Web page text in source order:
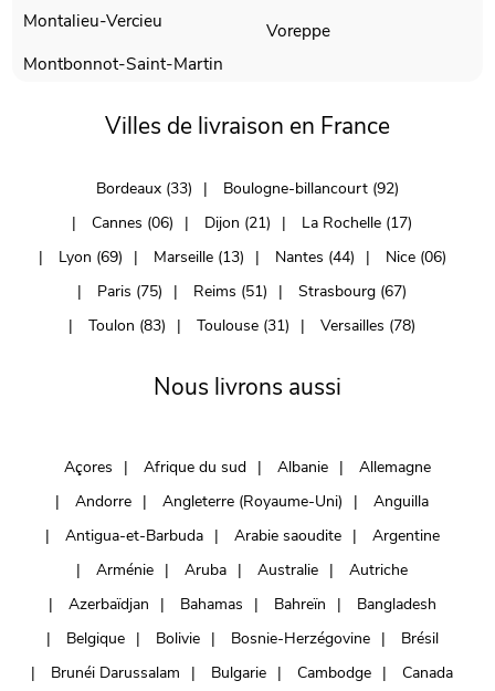
Montalieu-Vercieu
Montbonnot-Saint-Martin
Voreppe
Villes de livraison en France
Bordeaux (33)
Boulogne-billancourt (92)
Cannes (06)
Dijon (21)
La Rochelle (17)
Lyon (69)
Marseille (13) Nantes (44)
Nice (06)
Paris (75)
Reims (51)
Strasbourg (67)
Toulon (83)
Toulouse (31) Versailles (78)
Nous livrons aussi
Açores Afrique du sud Albanie
Allemagne
Andorre
Angleterre (Royaume-Uni)
Anguilla
Antigua-et-Barbuda
Arabie saoudite
Argentine
Arménie
Aruba Australie
Autriche
Azerbaïdjan
Bahamas Bahreïn
Bangladesh
Belgique
Bolivie Bosnie-Herzégovine
Brésil
Brunéi Darussalam
Bulgarie Cambodge
Canada